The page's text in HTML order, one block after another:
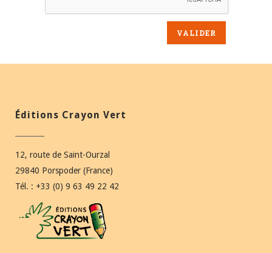
Éditions Crayon Vert
12, route de Saint-Ourzal
29840 Porspoder (France)
Tél. : +33 (0) 9 63 49 22 42